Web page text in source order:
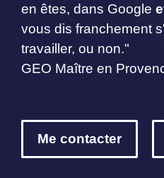
en êtes, dans Google
vous dis franchement
travailler, ou non."
GEO Maître en
Me contacter